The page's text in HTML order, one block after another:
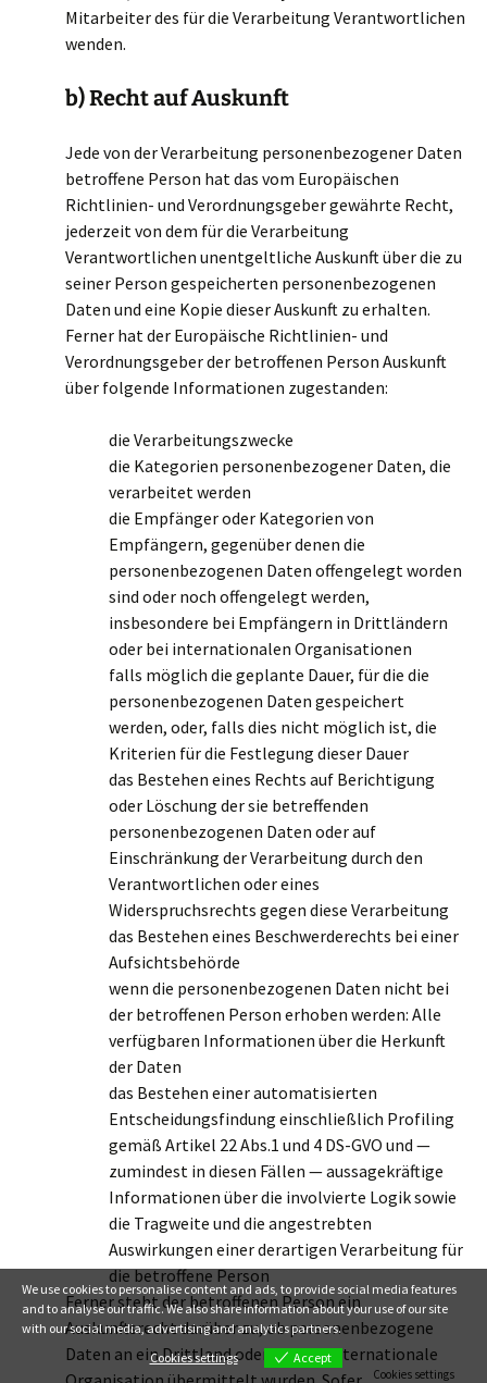
Mitarbeiter des für die Verarbeitung Verantwortlichen
wenden.
b) Recht auf Auskunft
Jede von der Verarbeitung personenbezogener Daten
betroffene Person hat das vom Europäischen
Richtlinien- und Verordnungsgeber gewährte Recht,
jederzeit von dem für die Verarbeitung
Verantwortlichen unentgeltliche Auskunft über die zu
seiner Person gespeicherten personenbezogenen
Daten und eine Kopie dieser Auskunft zu erhalten.
Ferner hat der Europäische Richtlinien- und
Verordnungsgeber der betroffenen Person Auskunft
über folgende Informationen zugestanden:
die Verarbeitungszwecke
die Kategorien personenbezogener Daten, die
verarbeitet werden
die Empfänger oder Kategorien von
Empfängern, gegenüber denen die
personenbezogenen Daten offengelegt worden
sind oder noch offengelegt werden,
insbesondere bei Empfängern in Drittländern
oder bei internationalen Organisationen
falls möglich die geplante Dauer, für die die
personenbezogenen Daten gespeichert
werden, oder, falls dies nicht möglich ist, die
Kriterien für die Festlegung dieser Dauer
das Bestehen eines Rechts auf Berichtigung
oder Löschung der sie betreffenden
personenbezogenen Daten oder auf
Einschränkung der Verarbeitung durch den
Verantwortlichen oder eines
Widerspruchsrechts gegen diese Verarbeitung
das Bestehen eines Beschwerderechts bei einer
Aufsichtsbehörde
wenn die personenbezogenen Daten nicht bei
der betroffenen Person erhoben werden: Alle
verfügbaren Informationen über die Herkunft
der Daten
das Bestehen einer automatisierten
Entscheidungsfindung einschließlich Profiling
gemäß Artikel 22 Abs.1 und 4 DS-GVO und —
zumindest in diesen Fällen — aussagekräftige
Informationen über die involvierte Logik sowie
die Tragweite und die angestrebten
Auswirkungen einer derartigen Verarbeitung für
die betroffene Person
Ferner steht der betroffenen Person ein
Auskunftsrecht darüber zu, ob personenbezogene
Daten an ein Drittland oder an eine internationale
We use cookies to personalise content and ads, to provide social media features
and to analyse our traffic. We also share information about your use of our site
with our social media, advertising and analytics partners.
Cookies settings
Accept
Cookies settings